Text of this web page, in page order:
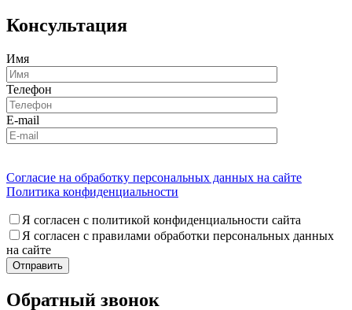
Консультация
Имя
Телефон
E-mail
Согласие на обработку персональных данных на сайте
Политика конфиденциальности
Я согласен с политикой конфиденциальности сайта
Я согласен с правилами обработки персональных данных
на сайте
Обратный звонок